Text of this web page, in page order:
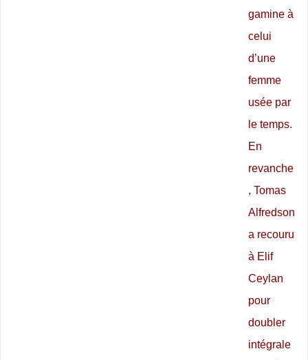
gamine à
celui
d’une
femme
usée par
le temps.
En
revanche
, Tomas
Alfredson
a recouru
à Elif
Ceylan
pour
doubler
intégrale